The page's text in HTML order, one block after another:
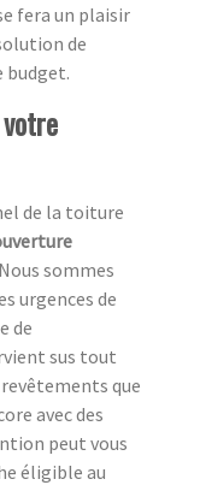
fera un plaisir
de
budget.
de la toiture
Nous sommes
urgences de
de
sus tout
que
avec des
peut vous
éligible au